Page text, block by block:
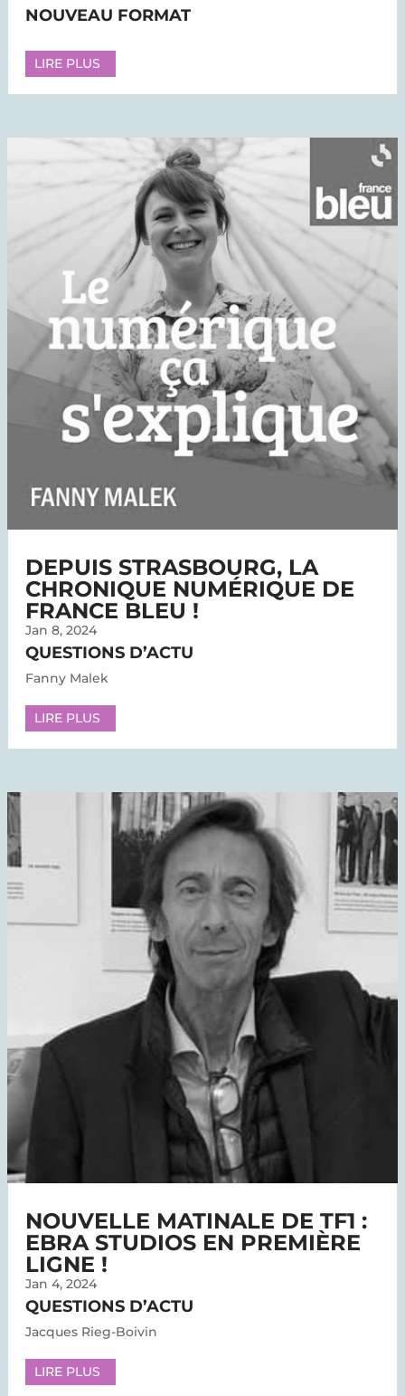
NOUVEAU FORMAT
LIRE PLUS
DEPUIS STRASBOURG, LA
CHRONIQUE NUMÉRIQUE DE
FRANCE BLEU !
Jan 8, 2024
QUESTIONS D’ACTU
Fanny Malek
LIRE PLUS
NOUVELLE MATINALE DE TF1 :
EBRA STUDIOS EN PREMIÈRE
LIGNE !
Jan 4, 2024
QUESTIONS D’ACTU
Jacques Rieg-Boivin
LIRE PLUS